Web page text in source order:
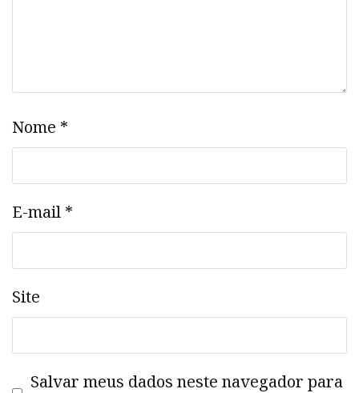
Nome *
E-mail *
Site
Salvar meus dados neste navegador para